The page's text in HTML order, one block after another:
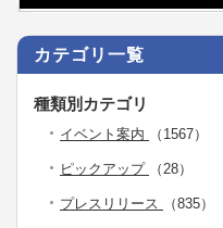
カテゴリ一覧
種類別カテゴリ
イベント案内 （1567）
ピックアップ （28）
プレスリリース （835）